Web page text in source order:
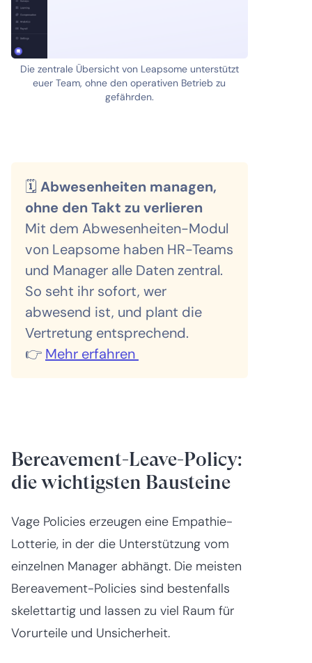
Die zentrale Übersicht von Leapsome unterstützt
euer Team, ohne den operativen Betrieb zu
gefährden.
🗓️ Abwesenheiten managen,
ohne den Takt zu verlieren
Mit dem Abwesenheiten-Modul
von Leapsome haben HR-Teams
und Manager alle Daten zentral.
So seht ihr sofort, wer
abwesend ist, und plant die
Vertretung entsprechend.
👉 Mehr erfahren
Bereavement-Leave-Policy:
die wichtigsten Bausteine
Vage Policies erzeugen eine Empathie-
Lotterie, in der die Unterstützung vom
einzelnen Manager abhängt. Die meisten
Bereavement-Policies sind bestenfalls
skelettartig und lassen zu viel Raum für
Vorurteile und Unsicherheit.